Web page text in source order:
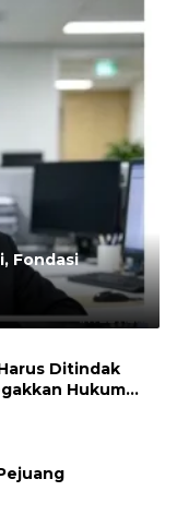
Fondasi
Ditindak
Hukum